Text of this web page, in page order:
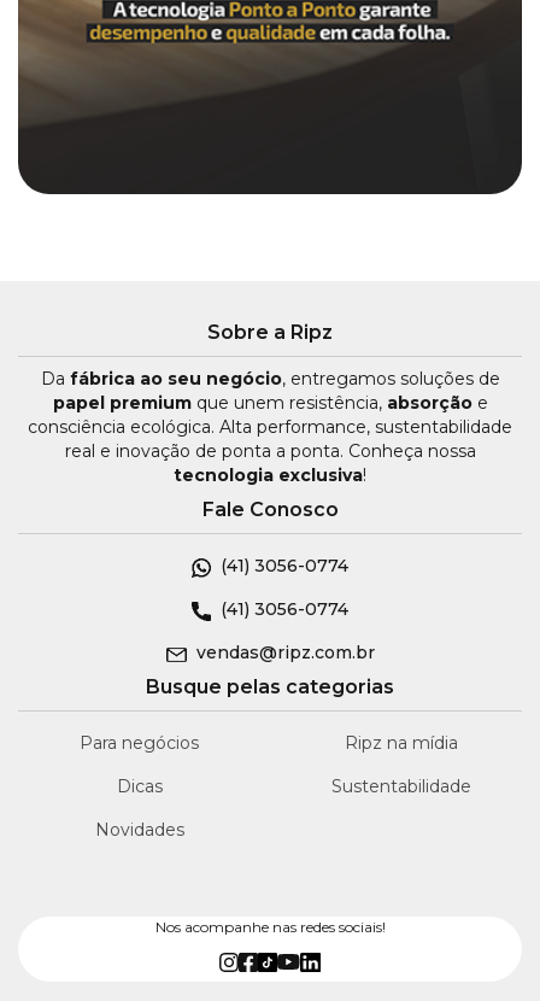
Sobre a Ripz
Da fábrica ao seu negócio, entregamos soluções de
papel premiumque unem resistência, absorçãoe
consciência ecológica. Alta performance, sustentabilidade
real e inovação de ponta a ponta. Conheça nossa
tecnologia exclusiva!
Fale Conosco
(41) 3056-0774
(41) 3056-0774
vendas@ripz.com.br
Busque pelas categorias
Para negócios
Dicas
Novidades
Ripz na mídia
Sustentabilidade
Nos acompanhe nas redes sociais!